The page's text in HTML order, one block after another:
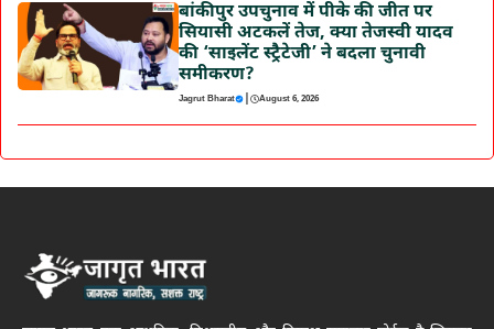
बांकीपुर उपचुनाव में पीके की जीत पर
सियासी अटकलें तेज, क्या तेजस्वी यादव
की ‘साइलेंट स्ट्रैटेजी’ ने बदला चुनावी
समीकरण?
Jagrut Bharat | August 6, 2026